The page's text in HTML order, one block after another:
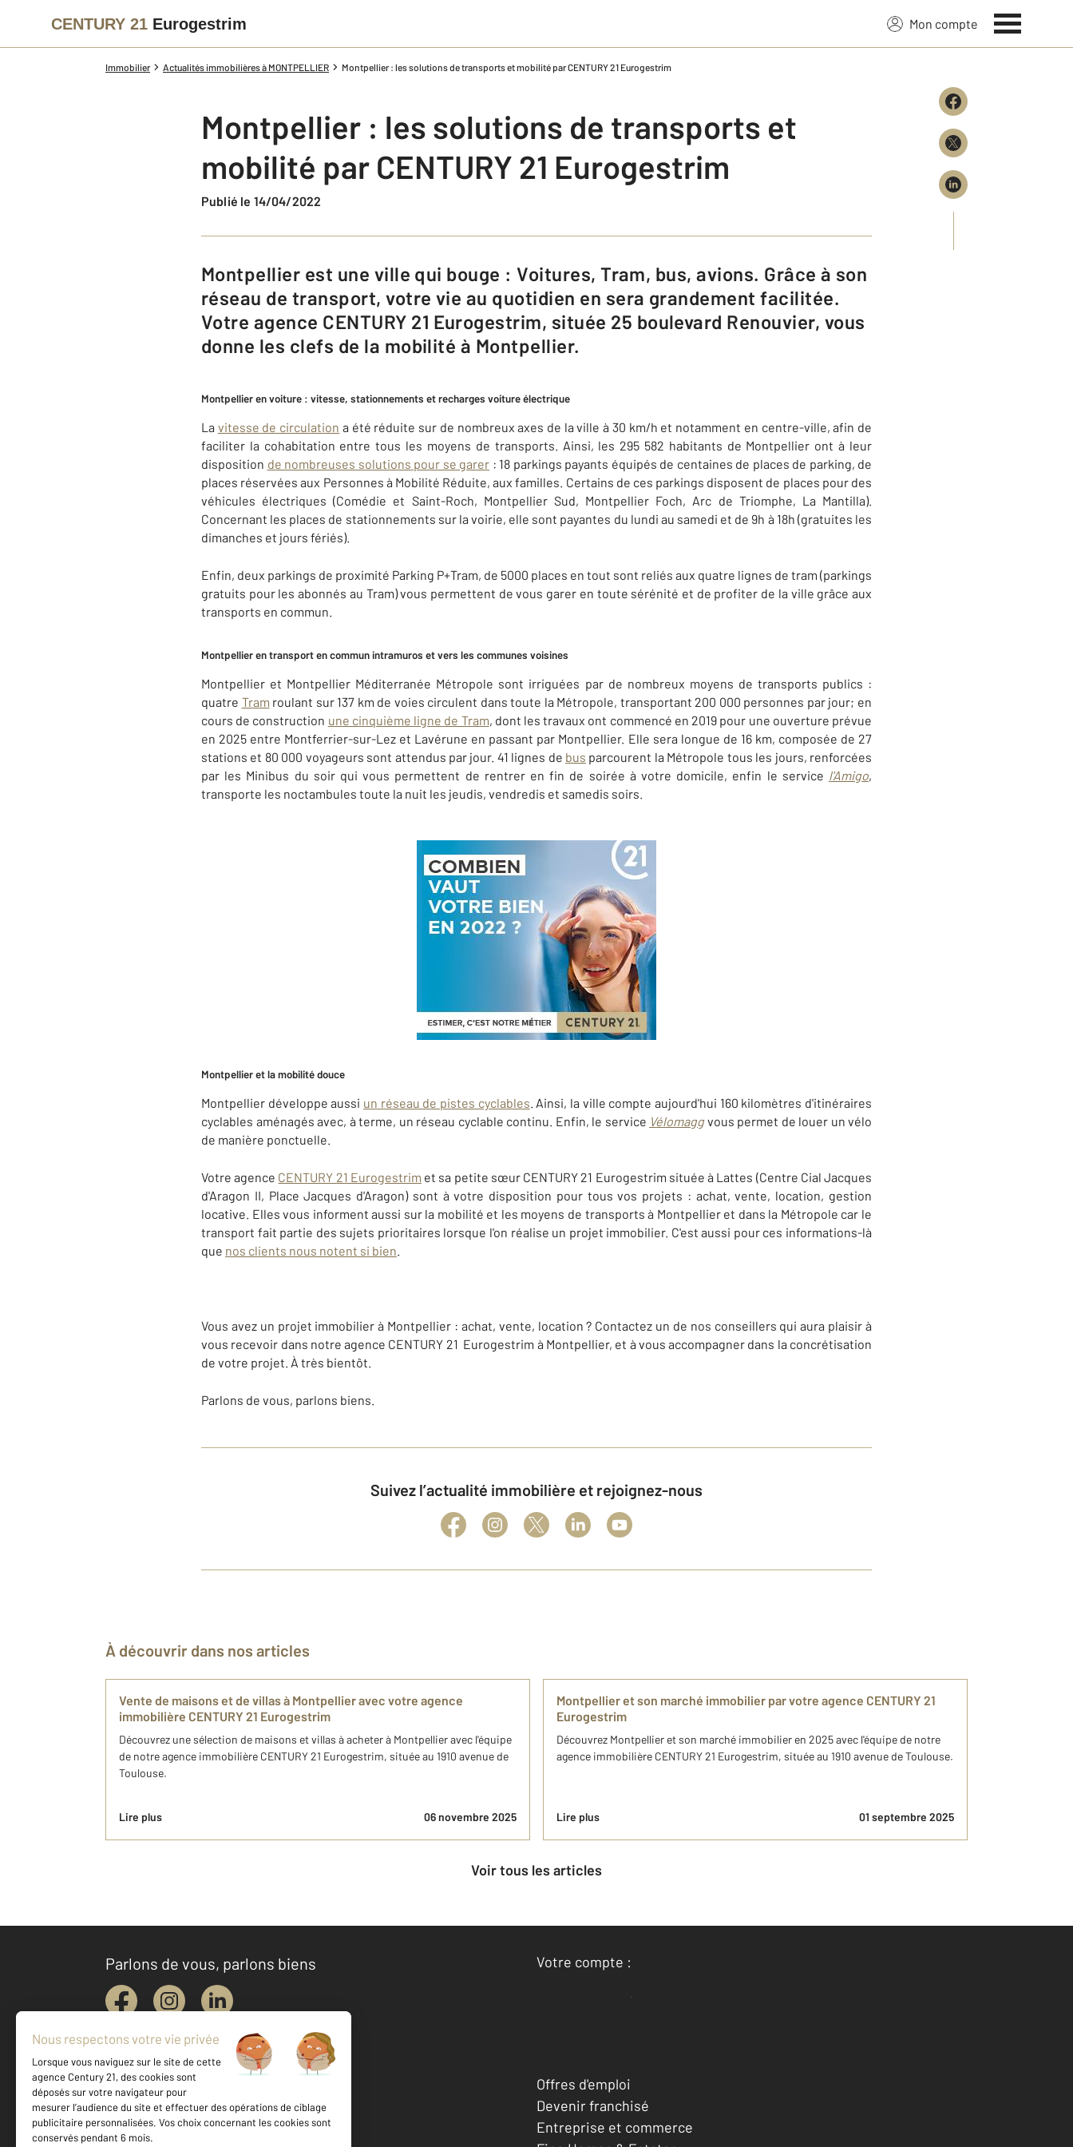
CENTURY 21 Eurogestrim Mon compte
Immobilier Actualités immobilières à MONTPELLIER Montpellier : les solutions de transports et mobilité par CENTURY 21 Eurogestrim
Montpellier : les solutions de transports et
mobilité par CENTURY 21 Eurogestrim
Publié le 14/04/2022
Montpellier est une ville qui bouge : Voitures, Tram, bus, avions. Grâce à son
réseau de transport, votre vie au quotidien en sera grandement facilitée.
Votre agence CENTURY 21 Eurogestrim, située 25 boulevard Renouvier, vous
donne les clefs de la mobilité à Montpellier.
Montpellier en voiture : vitesse, stationnements et recharges voiture électrique
La vitesse de circulation a été réduite sur de nombreux axes de la ville à 30 km/h et notamment en centre-ville, afin de
faciliter la cohabitation entre tous les moyens de transports. Ainsi, les 295 582 habitants de Montpellier ont à leur
disposition de nombreuses solutions pour se garer : 18 parkings payants équipés de centaines de places de parking, de
places réservées aux Personnes à Mobilité Réduite, aux familles. Certains de ces parkings disposent de places pour des
véhicules électriques (Comédie et Saint-Roch, Montpellier Sud, Montpellier Foch, Arc de Triomphe, La Mantilla).
Concernant les places de stationnements sur la voirie, elle sont payantes du lundi au samedi et de 9h à 18h (gratuites les
dimanches et jours fériés).
Enfin, deux parkings de proximité Parking P+Tram, de 5000 places en tout sont reliés aux quatre lignes de tram (parkings
gratuits pour les abonnés au Tram) vous permettent de vous garer en toute sérénité et de profiter de la ville grâce aux
transports en commun.
Montpellier en transport en commun intramuros et vers les communes voisines
Montpellier et Montpellier Méditerranée Métropole sont irriguées par de nombreux moyens de transports publics :
quatre Tram roulant sur 137 km de voies circulent dans toute la Métropole, transportant 200 000 personnes par jour; en
cours de construction une cinquième ligne de Tram, dont les travaux ont commencé en 2019 pour une ouverture prévue
en 2025 entre Montferrier-sur-Lez et Lavérune en passant par Montpellier. Elle sera longue de 16 km, composée de 27
stations et 80 000 voyageurs sont attendus par jour. 41 lignes de bus parcourent la Métropole tous les jours, renforcées
par les Minibus du soir qui vous permettent de rentrer en fin de soirée à votre domicile, enfin le service l'Amigo,
transporte les noctambules toute la nuit les jeudis, vendredis et samedis soirs.
Montpellier et la mobilité douce
Montpellier développe aussi un réseau de pistes cyclables. Ainsi, la ville compte aujourd'hui 160 kilomètres d'itinéraires
cyclables aménagés avec, à terme, un réseau cyclable continu. Enfin, le service Vélomaggvous permet de louer un vélo
de manière ponctuelle.
Votre agence CENTURY 21 Eurogestrim et sa petite sœur CENTURY 21 Eurogestrim située à Lattes (Centre Cial Jacques
d'Aragon II, Place Jacques d'Aragon) sont à votre disposition pour tous vos projets : achat, vente, location, gestion
locative. Elles vous informent aussi sur la mobilité et les moyens de transports à Montpellier et dans la Métropole car le
transport fait partie des sujets prioritaires lorsque l'on réalise un projet immobilier. C'est aussi pour ces informations-là
que nos clients nous notent si bien.
Vous avez un projet immobilier à Montpellier : achat, vente, location ? Contactez un de nos conseillers qui aura plaisir à
vous recevoir dans notre agence CENTURY 21 Eurogestrim à Montpellier, et à vous accompagner dans la concrétisation
de votre projet. À très bientôt.
Parlons de vous, parlons biens.
Suivez l’actualité immobilière et rejoignez-nous
À découvrir dans nos articles
Vente de maisons et de villas à Montpellier avec votre agence
immobilière CENTURY 21 Eurogestrim
Découvrez une sélection de maisons et villas à acheter à Montpellier avec l'équipe
de notre agence immobilière CENTURY 21 Eurogestrim, située au 1910 avenue de
Toulouse.
Lire plus 06 novembre 2025
Montpellier et son marché immobilier par votre agence CENTURY 21
Eurogestrim
Découvrez Montpellier et son marché immobilier en 2025 avec l'équipe de notre
agence immobilière CENTURY 21 Eurogestrim, située au 1910 avenue de Toulouse.
Lire plus 01 septembre 2025
Voir tous les articles
Parlons de vous, parlons biens
Votre compte :
Accéder à mon compte
Votre agence est notée
Offres d'emploi
Devenir franchisé
Entreprise et commerce